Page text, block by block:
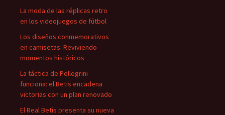
La moda de las réplicas retro
en los videojuegos de fútbol
Los diseños conmemorativos
en camisetas: Reviviendo
momentos históricos
La táctica de Pellegrini
funciona: el Betis encadena
victorias con un plan renovado
El Real Betis presenta su nueva